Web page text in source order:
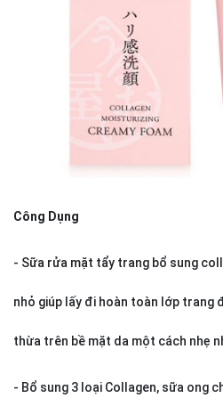
Công Dụng
- Sữa rửa mặt tẩy trang bổ sung
nhỏ giúp lấy đi hoàn toàn lớp trang
thừa trên bề mặt da một cách nhẹ
- Bổ sung 3 loại Collagen, sữa ong